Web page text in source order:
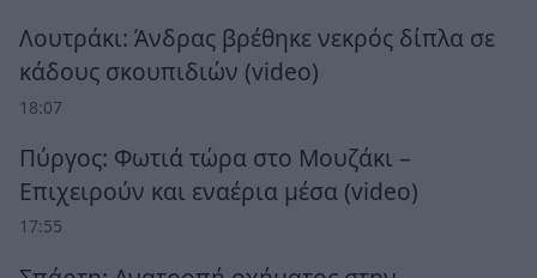
Λουτράκι: Άνδρας βρέθηκε νεκρός δίπλα σε
κάδους σκουπιδιών (video)
18:07
Πύργος: Φωτιά τώρα στο Μουζάκι –
Επιχειρούν και εναέρια μέσα (video)
17:55